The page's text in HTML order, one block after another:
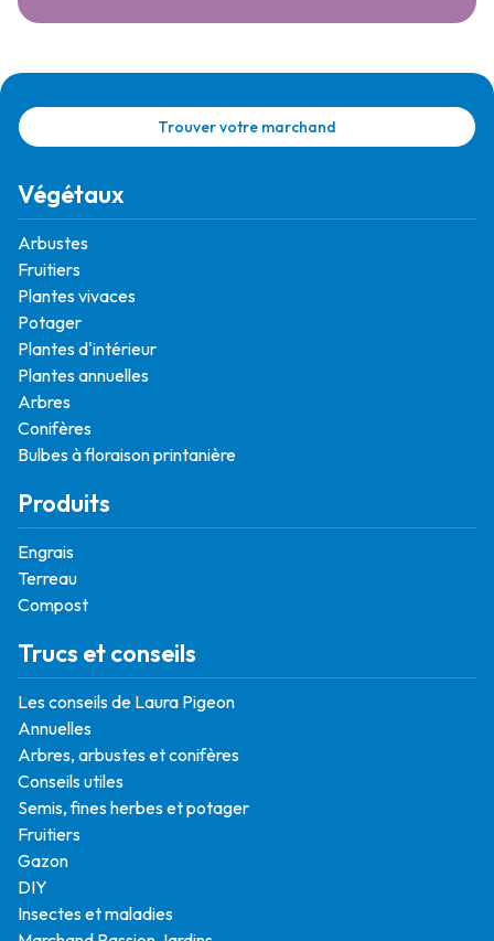
Trouver votre marchand
Végétaux
Arbustes
Fruitiers
Plantes vivaces
Potager
Plantes d'intérieur
Plantes annuelles
Arbres
Conifères
Bulbes à floraison printanière
Produits
Engrais
Terreau
Compost
Trucs et conseils
Les conseils de Laura Pigeon
Annuelles
Arbres, arbustes et conifères
Conseils utiles
Semis, fines herbes et potager
Fruitiers
Gazon
DIY
Insectes et maladies